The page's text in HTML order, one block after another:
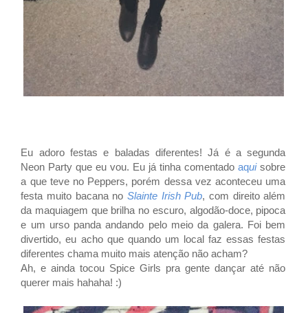
Eu adoro festas e baladas diferentes! Já é a segunda
Neon Party que eu vou. Eu já tinha comentadoaquisobre
a que teve no Peppers, porém dessa vez aconteceu uma
festa muito bacana no Slainte Irish Pub, com direito além
da maquiagem que brilha no escuro, algodão-doce, pipoca
e um urso panda andando pelo meio da galera. Foi bem
divertido, eu acho que quando um local faz essas festas
diferentes chama muito mais atenção não acham?
Ah, e ainda tocou Spice Girls pra gente dançar até não
querer mais hahaha! :)